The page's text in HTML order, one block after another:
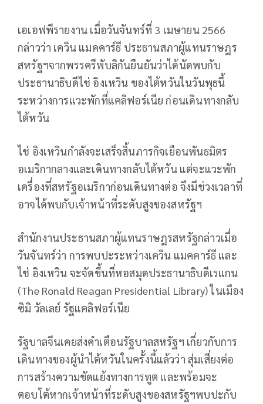
เอเอฟพีรายงาน เมื่อวันจันทร์ที่ 3 เมษายน 2566
กล่าวว่า เควิน แมคคาร์ธี ประธานสภาผู้แทนราษฎร
สหรัฐฯจากพรรครีพับลิกันยืนยันว่าได้นัดพบกับ
ประธานาธิบดีไช่ อิงเหวิน ของไต้หวันในวันพุธนี้
ระหว่างการแวะพักที่แคลิฟอร์เนีย ก่อนเดินทางกลับ
ไต้หวัน
ไช่ อิงเหวินกำลังจะเสร็จสิ้นภารกิจเยือนพันธมิตร
อเมริกากลางและเดินทางกลับไต้หวัน แต่จะแวะพัก
เครื่องที่สหรัฐอเมริกาก่อนเดินทางต่อ จึงมีช่วงเวลาที่
อาจได้พบกับเจ้าหน้าที่ระดับสูงของสหรัฐฯ
สำนักงานประธานสภาผู้แทนราษฎรสหรัฐกล่าวเมื่อ
วันจันทร์ว่า การพบปะระหว่างเควิน แมคคาร์ธี และ
ไช่ อิงเหวิน จะจัดขึ้นที่หอสมุดประธานาธิบดีเรแกน
(The Ronald Reagan Presidential Library) ในเมือง
ซิมิ วัลเลย์ รัฐแคลิฟอร์เนีย
รัฐบาลจีนเคยส่งคำเตือนรัฐบาลสหรัฐฯ เกี่ยวกับการ
เดินทางของผู้นำไต้หวันในครั้งนี้แล้วว่า สุ่มเสี่ยงต่อ
การสร้างความขัดแย้งทางการทูต และพร้อมจะ
ตอบโต้หากเจ้าหน้าที่ระดับสูงของสหรัฐฯพบปะกับ